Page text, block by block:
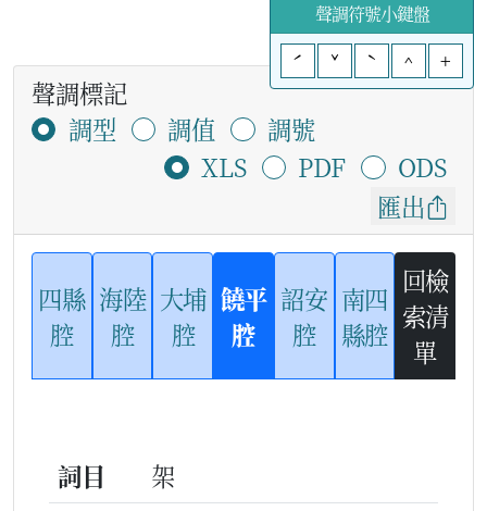
聲調符號小鍵盤
ˊ
ˇ ˋ ^ +
聲調標記
調型
調值
調號
XLS
PDF
ODS
匯出
四縣
腔
海陸
腔
大埔
腔
饒平
腔
詔安
腔
南四
縣腔
回檢
索清
單
詞目
架